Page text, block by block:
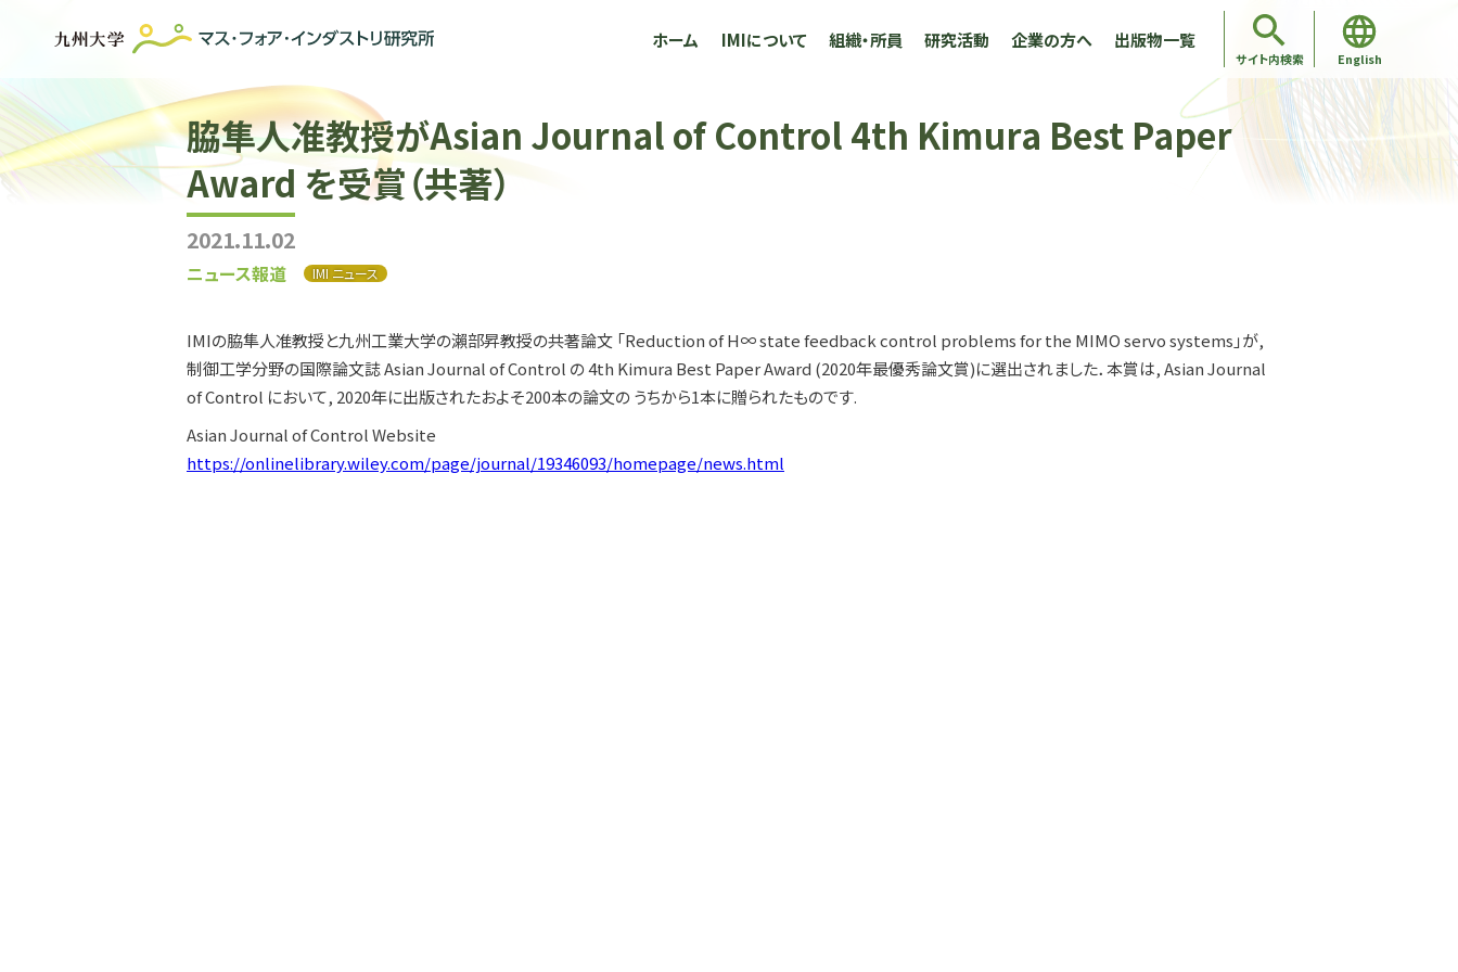
ホーム IMIについて 組織・所員 研究活動 企業の方へ 出版物一覧
サイト内検索 English
脇隼人准教授がAsian Journal of Control 4th Kimura Best Paper
Award を受賞（共著）
2021.11.02
ニュース報道 IMI ニュース
IMIの脇隼人准教授と九州工業大学の瀨部昇教授の共著論文 「Reduction of H∞ state feedback control problems for the MIMO servo systems」が,
制御工学分野の国際論文誌 Asian Journal of Control の 4th Kimura Best Paper Award (2020年最優秀論文賞)に選出されました．本賞は, Asian Journal
of Control において, 2020年に出版されたおよそ200本の論文の うちから1本に贈られたものです.
Asian Journal of Control Website
https://onlinelibrary.wiley.com/page/journal/19346093/homepage/news.html